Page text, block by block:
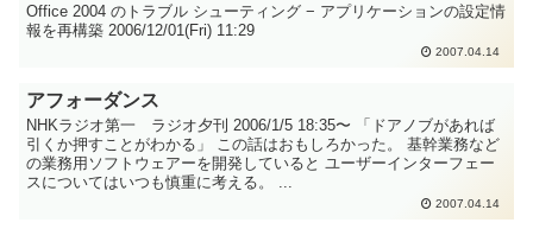
Office 2004 のトラブル シューティング − アプリケーションの設定情
報を再構築 2006/12/01(Fri) 11:29
2007.04.14
アフォーダンス
NHKラジオ第一 ラジオ夕刊 2006/1/5 18:35〜 「ドアノブがあれば
引くか押すことがわかる」 この話はおもしろかった。 基幹業務など
の業務用ソフトウェアーを開発していると ユーザーインターフェー
スについてはいつも慎重に考える。 ...
2007.04.14